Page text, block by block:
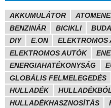
AKKUMULÁTOR
BENZINÁR
BICIKLI
DIY
E.ON
ELEKTROMOS
ELEKTROMOS AUTÓK
ENERGIAHATÉKONYSÁG
GLOBÁLIS FELMELEGEDÉS
HULLADÉK
HULLADÉKHASZNOSÍTÁS